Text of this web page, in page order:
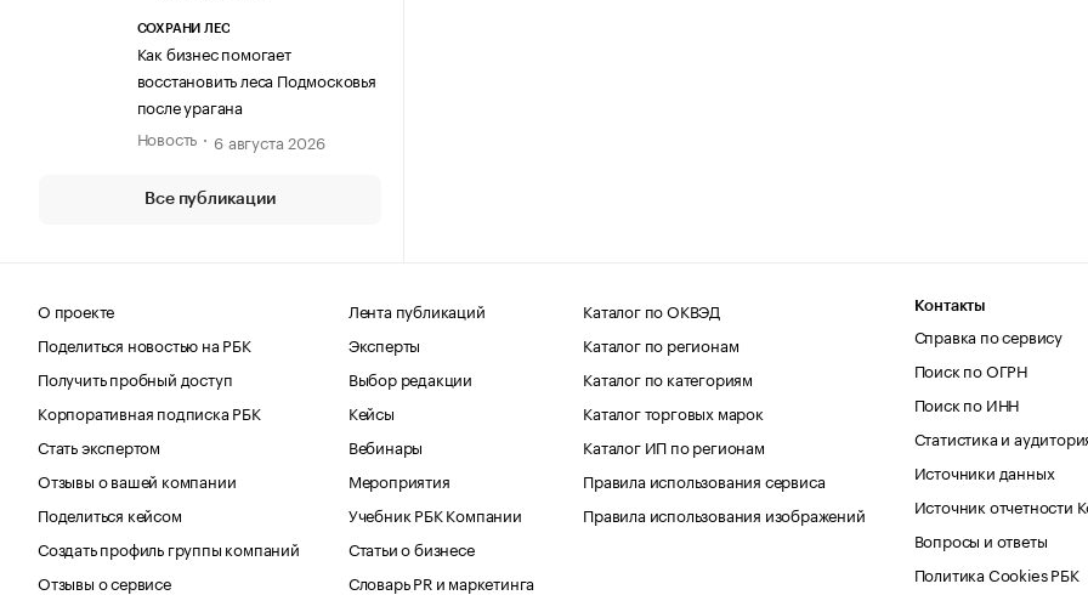
СОХРАНИ ЛЕС
Как бизнес помогает
восстановить леса Подмосковья
после урагана
Новость
6 августа 2026
Все публикации
О проекте
Поделиться новостью на РБК
Получить пробный доступ
Корпоративная подписка РБК
Стать экспертом
Отзывы о вашей компании
Поделиться кейсом
Создать профиль группы компаний
Отзывы о сервисе
Лента публикаций
Эксперты
Выбор редакции
Кейсы
Вебинары
Мероприятия
Учебник РБК Компании
Статьи о бизнесе
Словарь PR и маркетинга
Каталог по ОКВЭД
Каталог по регионам
Каталог по категориям
Каталог торговых марок
Каталог ИП по регионам
Правила использования сервиса
Правила использования изображений
Контакты
Справка по сервису
Поиск по ОГРН
Поиск по ИНН
Статистика и
Источники данных
Источник отчетности
Вопросы и ответы
Политика Cookies РБК